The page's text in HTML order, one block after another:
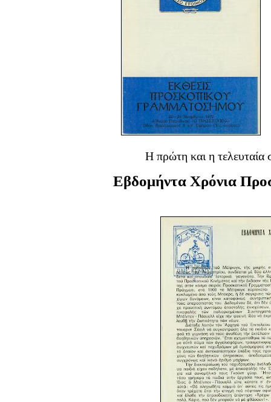
Η πρώτη και η τελευταία
Εβδομήντα Χρόνια